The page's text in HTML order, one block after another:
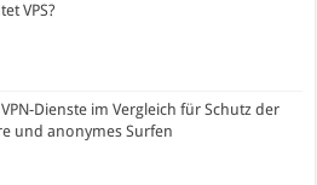
VPS?
Dienste im Vergleich für Schutz der
und anonymes Surfen